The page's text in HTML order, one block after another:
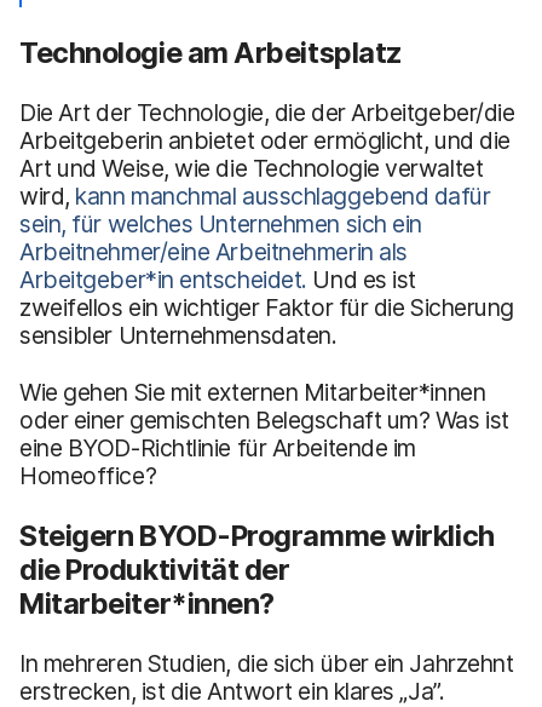
Technologie am Arbeitsplatz
Die Art der Technologie, die der Arbeitgeber/die
Arbeitgeberin anbietet oder ermöglicht, und die
Art und Weise, wie die Technologie verwaltet
wird, kann manchmal ausschlaggebend dafür
sein, für welches Unternehmen sich ein
Arbeitnehmer/eine Arbeitnehmerin als
Arbeitgeber*in entscheidet. Und es ist
zweifellos ein wichtiger Faktor für die Sicherung
sensibler Unternehmensdaten.
Wie gehen Sie mit externen Mitarbeiter*innen
oder einer gemischten Belegschaft um? Was ist
eine BYOD-Richtlinie für Arbeitende im
Homeoffice?
Steigern BYOD-Programme wirklich
die Produktivität der
Mitarbeiter*innen?
In mehreren Studien, die sich über ein Jahrzehnt
erstrecken, ist die Antwort ein klares „Ja”.